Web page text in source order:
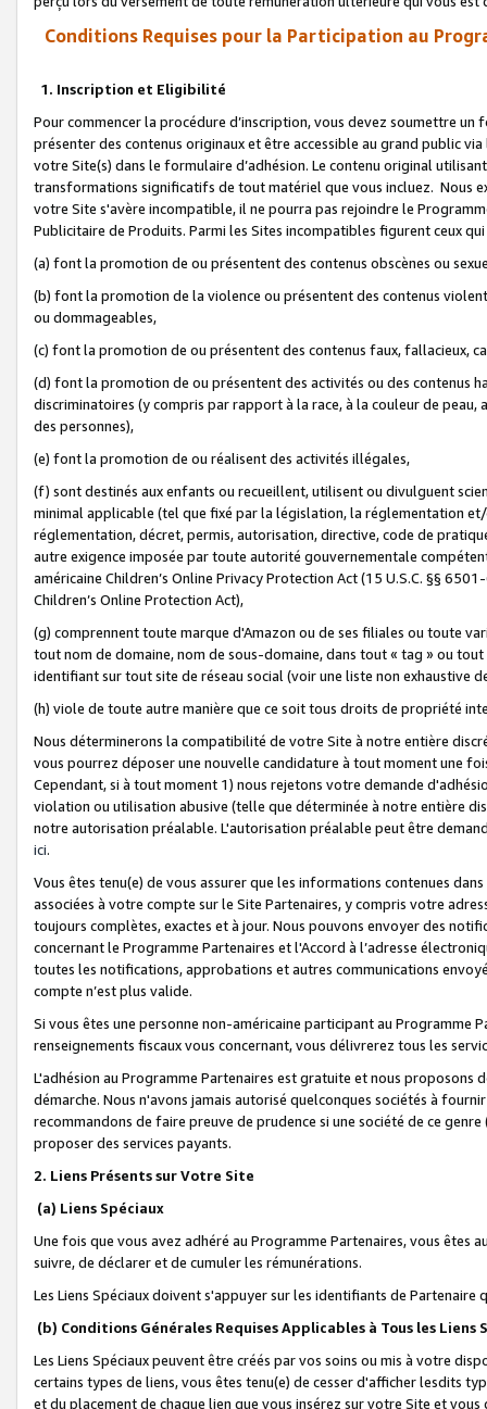
Conditions Requises pour la Participation au
1. Inscription et Eligibilité
Pour commencer la procédure d’inscription, vous devez soumettre
présenter des contenus originaux et être accessible au grand public
votre Site(s) dans le formulaire d’adhésion. Le contenu original
transformations significatifs de tout matériel que vous incluez. Nous
votre Site s'avère incompatible, il ne pourra pas rejoindre le
Publicitaire de Produits. Parmi les Sites incompatibles figurent ceux
(a) font la promotion de ou présentent des contenus obscènes ou
(b) font la promotion de la violence ou présentent des contenus
ou dommageables,
(c) font la promotion de ou présentent des contenus faux, fallacieux,
(d) font la promotion de ou présentent des activités ou des contenus
discriminatoires (y compris par rapport à la race, à la couleur de
des personnes),
(e) font la promotion de ou réalisent des activités illégales,
(f) sont destinés aux enfants ou recueillent, utilisent ou divulguent
minimal applicable (tel que fixé par la législation, la réglementation
réglementation, décret, permis, autorisation, directive, code de
autre exigence imposée par toute autorité gouvernementale
américaine Children’s Online Privacy Protection Act (15 U.S.C. §§
Children’s Online Protection Act),
(g) comprennent toute marque d'Amazon ou de ses filiales ou toute
tout nom de domaine, nom de sous-domaine, dans tout « tag » ou
identifiant sur tout site de réseau social (voir une liste non exhaustive
(h) viole de toute autre manière que ce soit tous droits de propriété
Nous déterminerons la compatibilité de votre Site à notre entière
vous pourrez déposer une nouvelle candidature à tout moment une
Cependant, si à tout moment 1) nous rejetons votre demande
violation ou utilisation abusive (telle que déterminée à notre entière
notre autorisation préalable. L'autorisation préalable peut être
ici.
Vous êtes tenu(e) de vous assurer que les informations contenues
associées à votre compte sur le Site Partenaires, y compris votre
toujours complètes, exactes et à jour. Nous pouvons envoyer des
concernant le Programme Partenaires et l'Accord à l’adresse
toutes les notifications, approbations et autres communications
compte n’est plus valide.
Si vous êtes une personne non-américaine participant au
renseignements fiscaux vous concernant, vous délivrerez tous les
L'adhésion au Programme Partenaires est gratuite et nous proposons
démarche. Nous n'avons jamais autorisé quelconques sociétés à
recommandons de faire preuve de prudence si une société de ce
proposer des services payants.
2. Liens Présents sur Votre Site
(a) Liens Spéciaux
Une fois que vous avez adhéré au Programme Partenaires, vous êtes
suivre, de déclarer et de cumuler les rémunérations.
Les Liens Spéciaux doivent s'appuyer sur les identifiants de Partenaire
(b) Conditions Générales Requises Applicables à Tous les Liens
Les Liens Spéciaux peuvent être créés par vos soins ou mis à votre
certains types de liens, vous êtes tenu(e) de cesser d'afficher lesdits
et du placement de chaque lien que vous insérez sur votre Site et